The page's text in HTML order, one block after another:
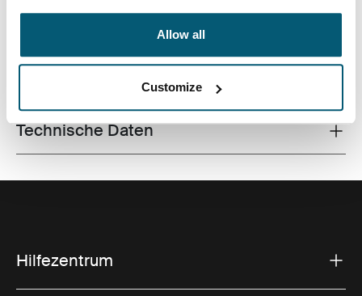
Allow all
Customize
Toggle features
Alle Eigenschaften
Toggle techspec
Technische Daten
Hilfezentrum